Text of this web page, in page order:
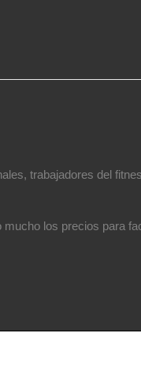
trabajadores del
los precios para